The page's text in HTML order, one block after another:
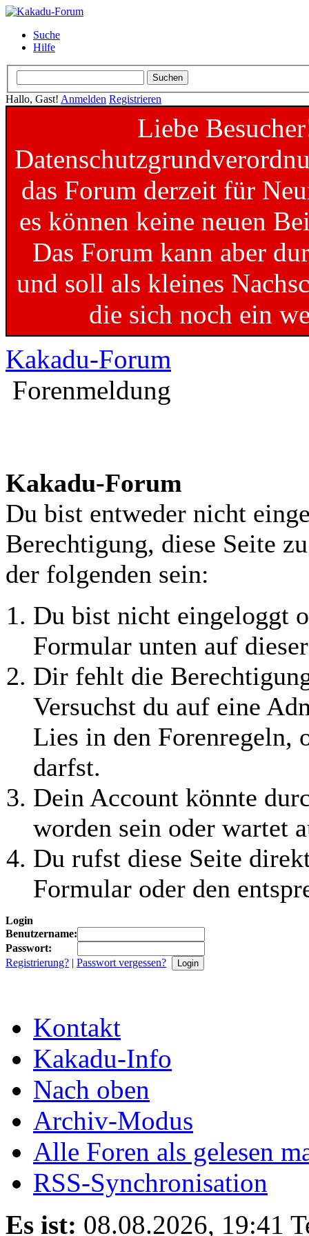
Suche
Hilfe
Hallo, Gast! Anmelden Registrieren
Liebe
das Forum derzeit für
es können keine neuen
Das Forum kann aber
und soll als kleines
die sich noch ein
Kakadu-Forum
Forenmeldung
Kakadu-Forum
Du bist entweder nicht
Berechtigung, diese Seite
der folgenden sein:
Du bist nicht eingeloggt
Formular unten auf
Dir fehlt die
Versuchst du auf eine
Lies in den Forenregeln,
darfst.
Dein Account könnte
worden sein oder wartet
Du rufst diese Seite
Formular oder den
Login
Benutzername:
Passwort:
Registrierung? | Passwort vergessen?
Kontakt
Kakadu-Info
Nach oben
Archiv-Modus
Alle Foren als gelesen
RSS-Synchronisation
Es ist: 08.08.2026, 19:41